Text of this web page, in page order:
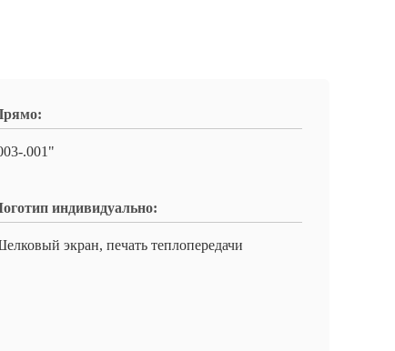
.001"
индивидуально:
экран, печать теплопередачи